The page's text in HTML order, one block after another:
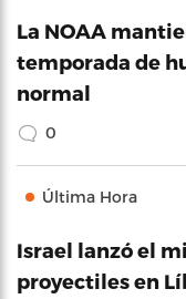
La NOAA
temporada de
normal
0
Última Hora
Israel lanzó el
proyectiles en